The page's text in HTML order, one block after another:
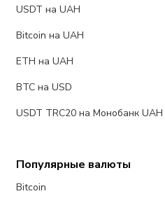
USDT на UAH
Bitcoin на UAH
ETH на UAH
BTC на USD
USDT TRC20 на Монобанк UAH
Популярные валюты
Bitcoin